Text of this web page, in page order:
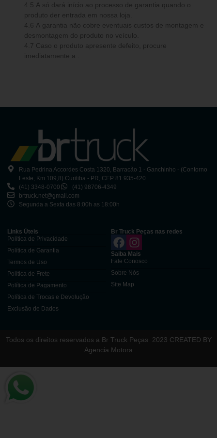
4.5 A só dará início ao processo de garantia quando o
produto der entrada em nossa loja.
4.6 A garantia não cobre eventuais custos de montagem e
desmontagem do produto no veículo.
4.7 Caso o produto apresente defeito, procure
imediatamente a .
Rua Pedrina Accordes Costa 1320, Barracão 1 - Ganchinho - (Contorno
Leste, Km 109,8) Curitiba - PR, CEP 81.935-420
(41) 3348-0700
(41) 98706-4349
brtruck.net@gmail.com
Segunda a Sexta das 8:00h as 18:00h
Links Úteis
Política de Privacidade
Política de Garantia
Termos de Uso
Política de Frete
Política de Pagamento
Política de Trocas e Devolução
Exclusão de Dados
Br Truck Peças nas redes
Saiba Mais
Fale Conosco
Sobre Nós
Site Map
Todos os direitos reservados a Br Truck Peças
2023 CREATED BY
Agencia Motora